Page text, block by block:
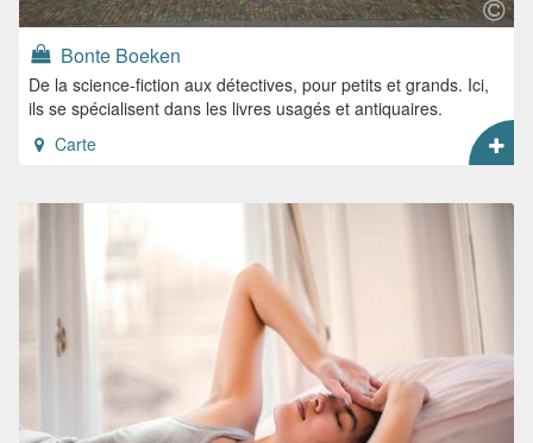
Bonte Boeken
De la science-fiction aux détectives, pour petits et grands. Ici,
ils se spécialisent dans les livres usagés et antiquaires.
Carte